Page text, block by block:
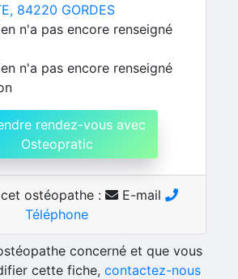
84220 GORDES
n'a pas encore renseigné
n'a pas encore renseigné
rendez-vous avec
Osteopratic
ostéopathe :
E-mail
Téléphone
concerné et que vous
cette fiche, contactez-nous